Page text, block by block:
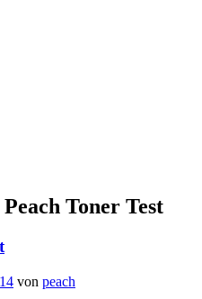
Peach Toner Test
von peach